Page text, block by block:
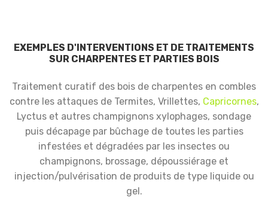
EXEMPLES D'INTERVENTIONS ET DE TRAITEMENTS
SUR CHARPENTES ET PARTIES BOIS
Traitement curatif des bois de charpentes en combles
contre les attaques de Termites, Vrillettes, Capricornes,
Lyctus et autres champignons xylophages, sondage
puis décapage par bûchage de toutes les parties
infestées et dégradées par les insectes ou
champignons, brossage, dépoussiérage et
injection/pulvérisation de produits de type liquide ou
gel.